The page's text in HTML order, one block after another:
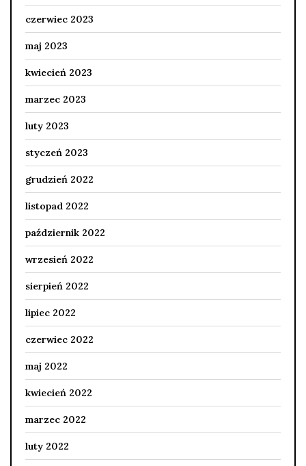
czerwiec 2023
maj 2023
kwiecień 2023
marzec 2023
luty 2023
styczeń 2023
grudzień 2022
listopad 2022
październik 2022
wrzesień 2022
sierpień 2022
lipiec 2022
czerwiec 2022
maj 2022
kwiecień 2022
marzec 2022
luty 2022